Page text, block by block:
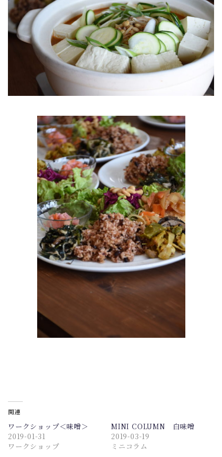
関連
ワークショップ＜味噌＞
2019-01-31
ワークショップ
MINI COLUMN 白味噌
2019-03-19
ミニコラム